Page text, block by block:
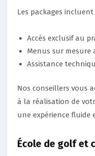
Les packages incluent
Accès exclusif au
Menus sur
Assistance
Nos conseillers vous
à la réalisation de
une expérience fluide
École de golf et